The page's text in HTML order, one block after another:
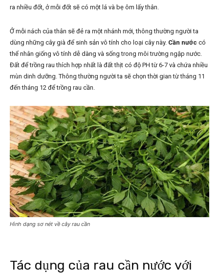
ra nhiều đốt, ở mỗi đốt sẽ có một lá và bẹ ôm lấy thân.
Ở mỗi nách của thân sẽ đẻ ra một nhánh mới, thông thường người ta
dùng những cây già để sinh sản vô tính cho loại cây này. Cần nước có
thể nhân giống vô tính dễ dàng và sống trong môi trường ngập nước.
Đất để trồng rau thích hợp nhất là đất thịt có độ PH từ 6-7 và chứa nhiều
mùn dinh dưỡng. Thông thường người ta sẽ chọn thời gian từ tháng 11
đến tháng 12 để trồng rau cần.
Hình dạng sơ nét về cây rau cần
Tác dụng của rau cần nước với